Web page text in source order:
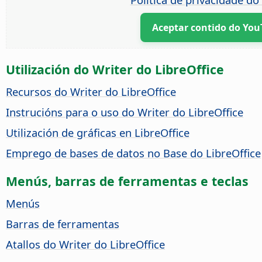
Aceptar contido do
Utilización do Writer do LibreOffice
Recursos do Writer do LibreOffice
Instrucións para o uso do Writer do LibreOffice
Utilización de gráficas en LibreOffice
Emprego de bases de datos no Base do LibreOffice
Menús, barras de ferramentas e teclas
Menús
Barras de ferramentas
Atallos do Writer do LibreOffice